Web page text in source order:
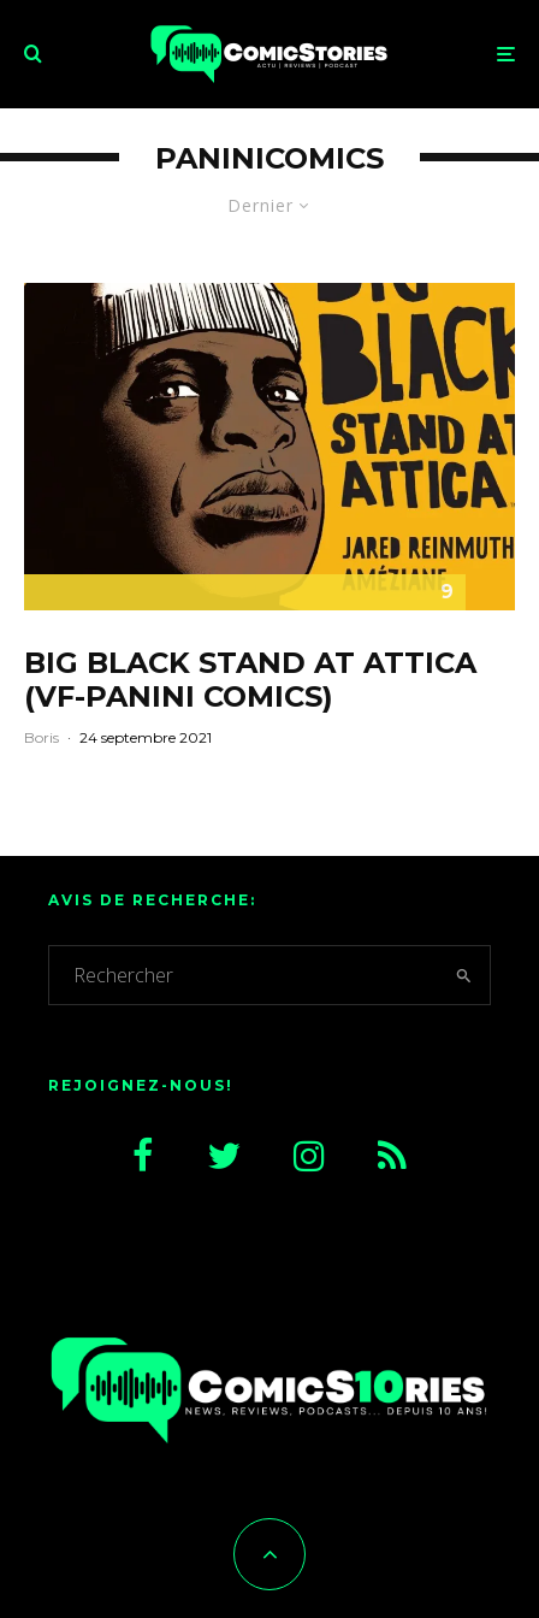
Dernier
PANINICOMICS
9
BIG BLACK STAND AT ATTICA
(VF-PANINI COMICS)
Boris · 24 septembre 2021
AVIS DE RECHERCHE:
REJOIGNEZ-NOUS!